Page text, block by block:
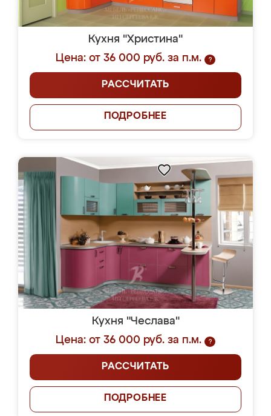
Кухня "Христина"
Цена: от 36 000 руб. за п.м.
?
РАССЧИТАТЬ
ПОДРОБНЕЕ
Кухня "Чеслава"
Цена: от 36 000 руб. за п.м.
?
РАССЧИТАТЬ
ПОДРОБНЕЕ